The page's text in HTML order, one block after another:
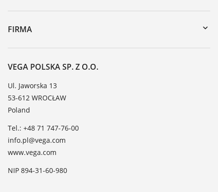
DTM Collection/PACTware
Naprawa
Szkolenia
TeamViewer
FIRMA
O firmie VEGA
Kontakt
Aktualności
Media
Blog
VEGA POLSKA SP. Z O.O.
Ul. Jaworska 13
53-612 WROCŁAW
Poland
Tel.: +48 71 747-76-00
info.pl@vega.com
www.vega.com
NIP 894-31-60-980